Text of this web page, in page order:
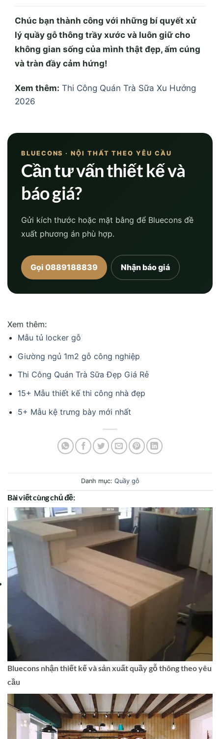
Chúc bạn thành công với những bí quyết xử
lý quầy gỗ thông trầy xước và luôn giữ cho
không gian sống của mình thật đẹp, ấm cúng
và tràn đầy cảm hứng!
Xem thêm: Thi Công Quán Trà Sữa Xu Hướng
2026
BLUECONS · NỘI THẤT THEO YÊU CẦU
Cần tư vấn thiết kế và
báo giá?
Gửi kích thước hoặc mặt bằng để Bluecons đề
xuất phương án phù hợp.
Gọi 0889188839 Nhận báo giá
Xem thêm:
Mẫu tủ locker gỗ
Giường ngủ 1m2 gỗ công nghiệp
Thi Công Quán Trà Sữa Đẹp Giá Rẻ
15+ Mẫu thiết kế thi công nhà đẹp
5+ Mẫu kệ trưng bày mới nhất
Danh mục: Quầy gỗ
Bài viết cùng chủ đề:
Bluecons nhận thiết kế và sản xuất quầy gỗ thông theo yêu
cầu